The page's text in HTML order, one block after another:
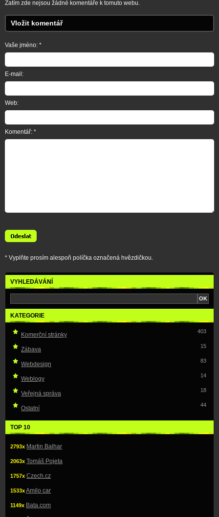
Zatím zde nejsou žádné komentáře k tomuto webu.
Vložit komentář
Vaše jméno: *
E-mail:
Web:
Komentář: *
* Vyplňte prosím alespoň políčka označená hvězdičkou.
VYHLEDÁVÁNÍ
KATEGORIE
403
Komerční stránky
15
Zábava
83
Webdesign
14
Weblogy
18
Veřejná správa
44
Ostatní
TOP 10
2793x Martin Balhar
2063x Tomáš Pojeta
1757x Czech.cz
1533xAmilo car
1149x Bata.com